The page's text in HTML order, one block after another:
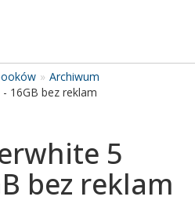
Archiwum
16GB bez reklam
5
bez reklam